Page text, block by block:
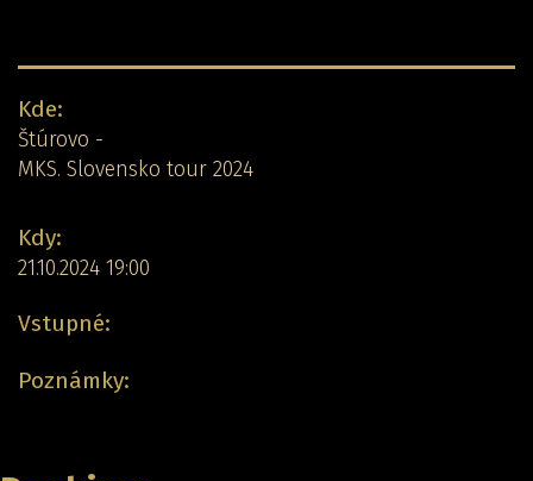
Kde:
Štúrovo -
MKS. Slovensko tour 2024
Kdy:
21.10.2024 19:00
Vstupné:
Poznámky: